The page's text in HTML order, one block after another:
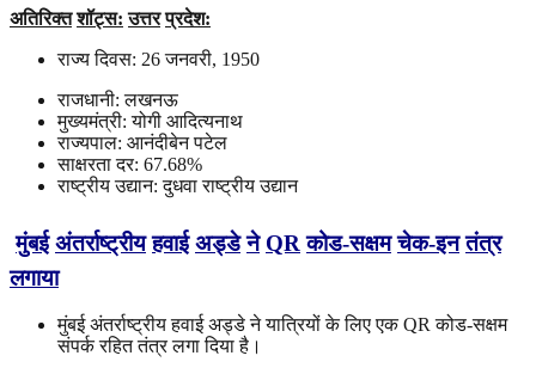
अतिरिक्त शॉट्स: उत्तर प्रदेश:
राज्य दिवस: 26 जनवरी, 1950
राजधानी: लखनऊ
मुख्यमंत्री: योगी आदित्यनाथ
राज्यपाल: आनंदीबेन पटेल
साक्षरता दर: 67.68%
राष्ट्रीय उद्यान: दुधवा राष्ट्रीय उद्यान
मुंबई अंतर्राष्ट्रीय हवाई अड्डे ने QR कोड-सक्षम चेक-इन तंत्र
लगाया
मुंबई अंतर्राष्ट्रीय हवाई अड्डे ने यात्रियों के लिए एक QR कोड-सक्षम
संपर्क रहित तंत्र लगा दिया है।